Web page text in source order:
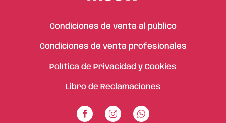
Condiciones de venta al público
Condiciones de venta profesionales
Política de Privacidad y Cookies
Libro de Reclamaciones